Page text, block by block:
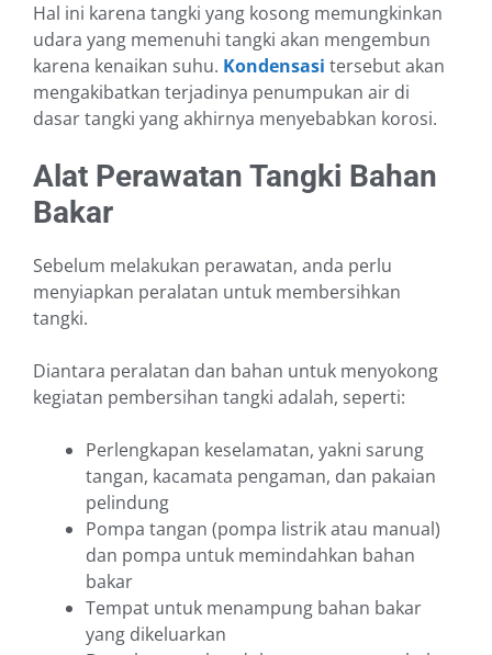
Hal ini karena tangki yang kosong memungkinkan
udara yang memenuhi tangki akan mengembun
karena kenaikan suhu. Kondensasi tersebut akan
mengakibatkan terjadinya penumpukan air di
dasar tangki yang akhirnya menyebabkan korosi.
Alat Perawatan Tangki Bahan
Bakar
Sebelum melakukan perawatan, anda perlu
menyiapkan peralatan untuk membersihkan
tangki.
Diantara peralatan dan bahan untuk menyokong
kegiatan pembersihan tangki adalah, seperti:
Perlengkapan keselamatan, yakni sarung
tangan, kacamata pengaman, dan pakaian
pelindung
Pompa tangan (pompa listrik atau manual)
dan pompa untuk memindahkan bahan
bakar
Tempat untuk menampung bahan bakar
yang dikeluarkan